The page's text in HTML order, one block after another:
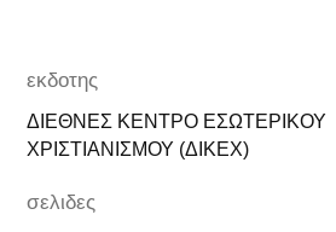
εκδοτης
ΔΙΕΘΝΕΣ ΚΕΝΤΡΟ ΕΣΩΤΕΡΙΚΟΥ
ΧΡΙΣΤΙΑΝΙΣΜΟΥ (ΔΙΚΕΧ)
σελιδες